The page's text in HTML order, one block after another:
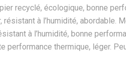
recyclé, écologique, bonne
résistant à l’humidité, abordable.
à l’humidité, bonne
performance thermique, léger.